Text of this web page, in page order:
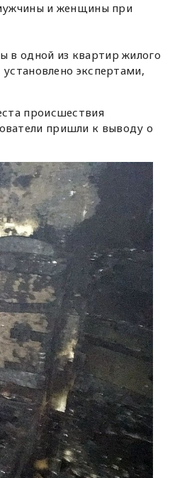
и женщины при
в одной из квартир жилого
экспертами,
происшествия
пришли к выводу о